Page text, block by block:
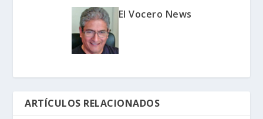
El Vocero News
ARTÍCULOS RELACIONADOS